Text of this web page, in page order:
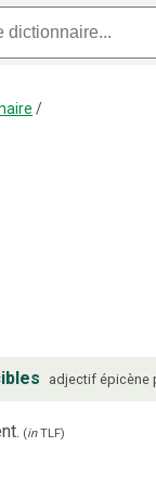
/
adjectif épicène
(inTLF)